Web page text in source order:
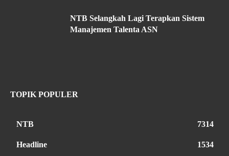
NTB Selangkah Lagi Terapkan Sistem
Manajemen Talenta ASN
TOPIK POPULER
NTB 7314
Headline 1534